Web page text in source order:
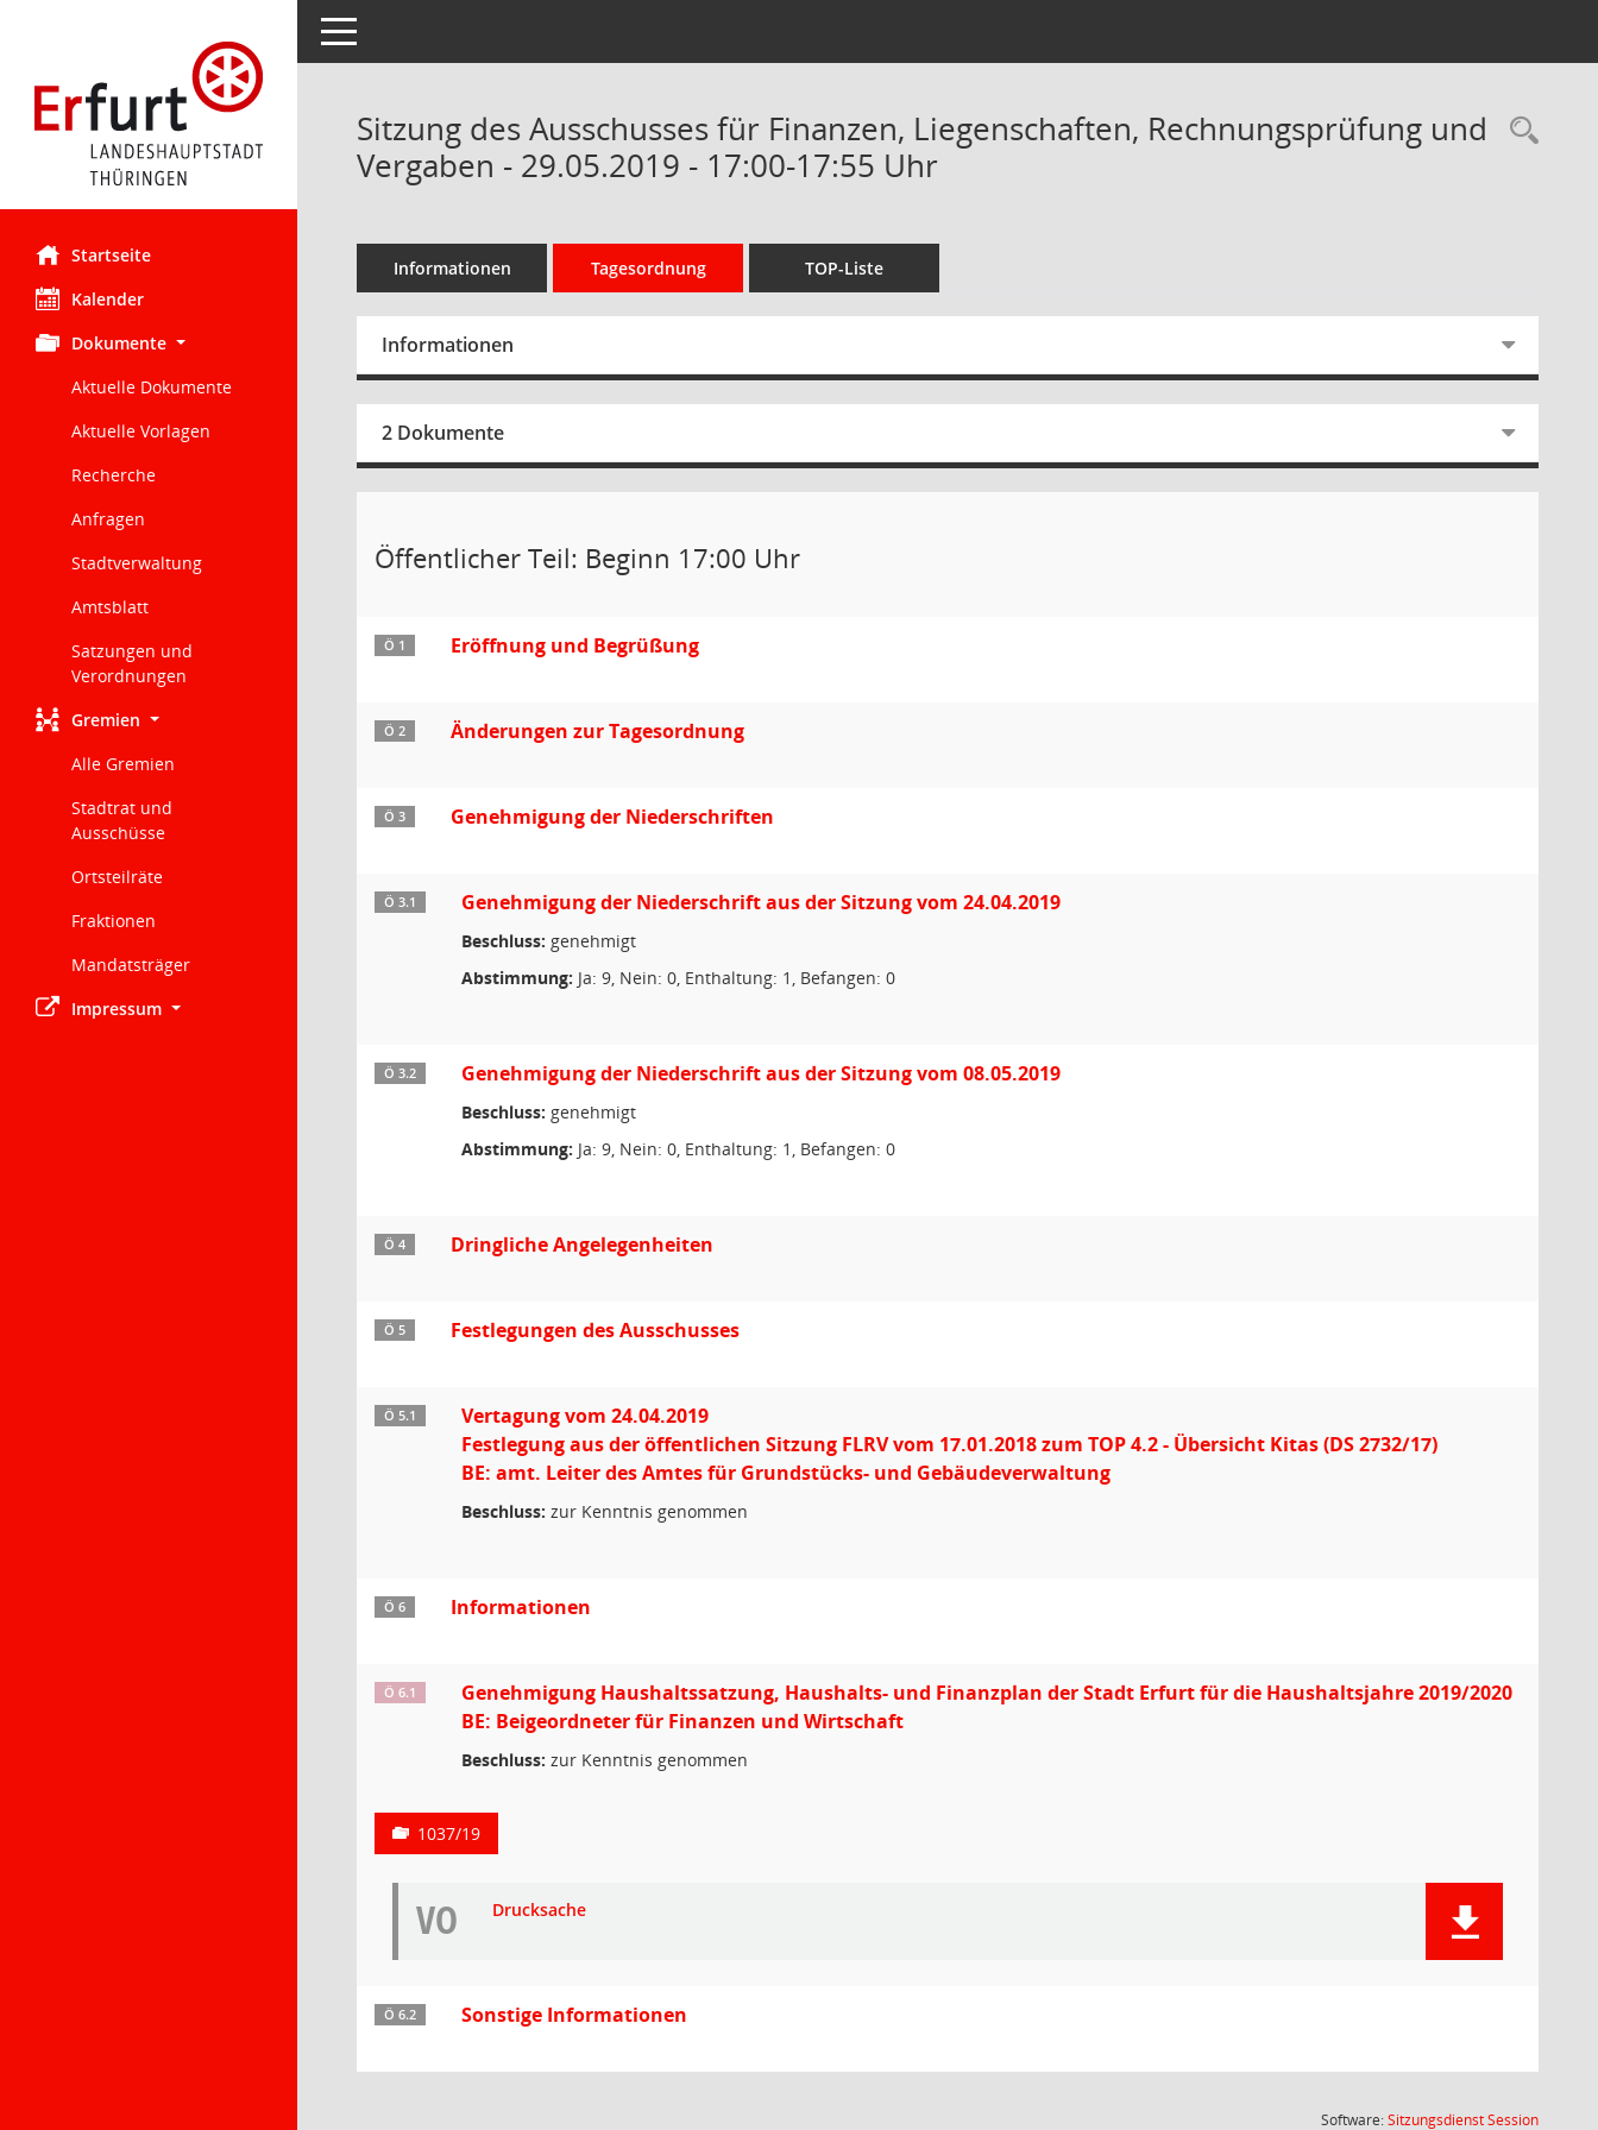
Startseite
Kalender
Dokumente
Aktuelle Dokumente
Aktuelle Vorlagen
Recherche
Anfragen
Stadtverwaltung
Amtsblatt
Satzungen und
Verordnungen
Gremien
Alle Gremien
Stadtrat und
Ausschüsse
Ortsteilräte
Fraktionen
Mandatsträger
Impressum
Toggle navigation
Sitzung des Ausschusses für Finanzen, Liegenschaften, Rechnungsprüfung und
Vergaben - 29.05.2019 - 17:00-17:55 Uhr
Informationen Tagesordnung TOP-Liste
Informationen
2 Dokumente
Öffentlicher Teil: Beginn 17:00 Uhr
Ö 1 Eröffnung und Begrüßung
Ö 2 Änderungen zur Tagesordnung
Ö 3 Genehmigung der Niederschriften
Ö 3.1 Genehmigung der Niederschrift aus der Sitzung vom 24.04.2019
Beschluss: genehmigt
Abstimmung: Ja: 9, Nein: 0, Enthaltung: 1, Befangen: 0
Ö 3.2 Genehmigung der Niederschrift aus der Sitzung vom 08.05.2019
Beschluss: genehmigt
Abstimmung: Ja: 9, Nein: 0, Enthaltung: 1, Befangen: 0
Ö 4 Dringliche Angelegenheiten
Ö 5 Festlegungen des Ausschusses
Ö 5.1
Vertagung vom 24.04.2019
Festlegung aus der öffentlichen Sitzung FLRV vom 17.01.2018 zum TOP 4.2 - Übersicht Kitas (DS 2732/17)
BE: amt. Leiter des Amtes für Grundstücks- und Gebäudeverwaltung
Beschluss: zur Kenntnis genommen
Ö 6 Informationen
Ö 6.1
Genehmigung Haushaltssatzung, Haushalts- und Finanzplan der Stadt Erfurt für die Haushaltsjahre 2019/2020
BE: Beigeordneter für Finanzen und Wirtschaft
Beschluss: zur Kenntnis genommen
1037/19
VO Drucksache
Ö 6.2 Sonstige Informationen
Software:SitzungsdienstSession(Wird in